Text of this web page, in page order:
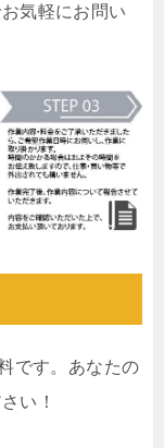
気軽にお問い
です。あなたの
い！